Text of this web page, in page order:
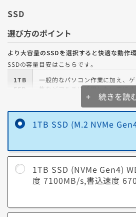
SSD
選び方のポイント
より大容量のSSDを選択すると快適な動作
SSDの容量目安はこちらです。
1TB
SSD
一般的なパソコン作業に加え、
集などマルチに活用したい方にオ
SSD
ジャンルを問わず幅広くゲーム
ティブ関連の大量のプロジェクト
オススメ
4TB
SSD
新作ゲームから旧作ゲームまで
に遊びつくしたい方にオススメ
約10年前の平均的なゲームサイズは10GB
ゲーム性の進化により、最近では約200GB
環境の進化に合わせて、最適な容量のSSD
+ 続きを読
1TB SSD (M.2 NVMe
1TB SSD (NVMe Gen4)
度 7100MB/s,書込速度